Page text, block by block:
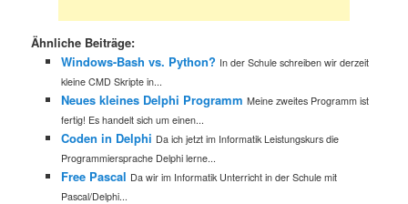
Ähnliche Beiträge:
Windows-Bash vs. Python? In der Schule schreiben wir derzeit
kleine CMD Skripte in...
Neues kleines Delphi Programm Meine zweites Programm ist
fertig! Es handelt sich um einen...
Coden in Delphi Da ich jetzt im Informatik Leistungskurs die
Programmiersprache Delphi lerne...
Free Pascal Da wir im Informatik Unterricht in der Schule mit
Pascal/Delphi...